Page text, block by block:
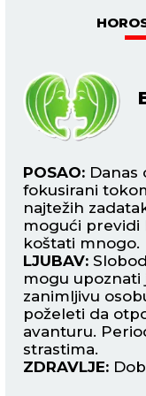
POSAO: Danas
fokusirani
najtežih
mogući previdi
koštati mnogo.
LJUBAV:
mogu upoznati
zanimljivu
poželeti da
avanturu.
strastima.
ZDRAVLJE: